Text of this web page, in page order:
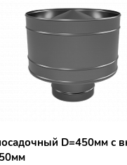
D=450мм с